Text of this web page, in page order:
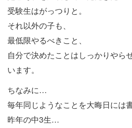
受験生はがっつりと。
それ以外の子も、
最低限やるべきこと、
自分で決めたことはしっかりやら
います。
ちなみに…
毎年同じようなことを大晦日には
昨年の中3生…